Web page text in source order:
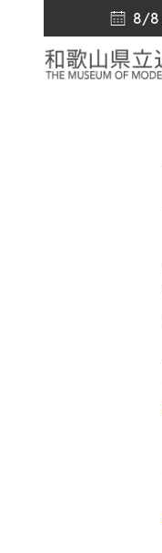
8/8